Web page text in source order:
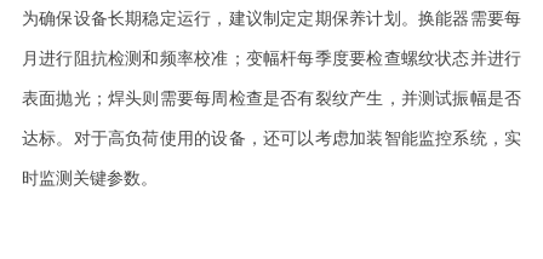
为确保设备长期稳定运行，建议制定定期保养计划。换能器需要每
月进行阻抗检测和频率校准；变幅杆每季度要检查螺纹状态并进行
表面抛光；焊头则需要每周检查是否有裂纹产生，并测试振幅是否
达标。对于高负荷使用的设备，还可以考虑加装智能监控系统，实
时监测关键参数。